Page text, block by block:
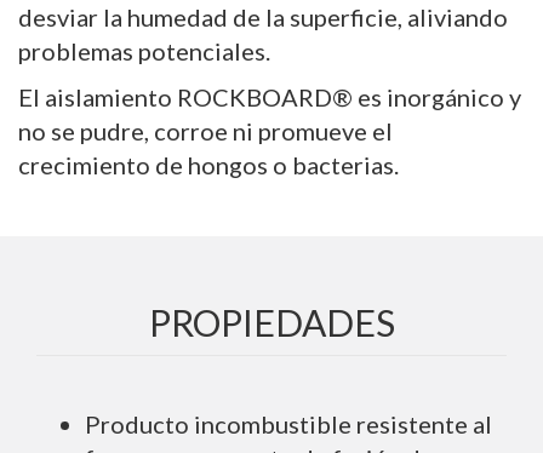
desviar la humedad de la superficie, aliviando
problemas potenciales.
El aislamiento ROCKBOARD® es inorgánico y
no se pudre, corroe ni promueve el
crecimiento de hongos o bacterias.
PROPIEDADES
Producto incombustible resistente al